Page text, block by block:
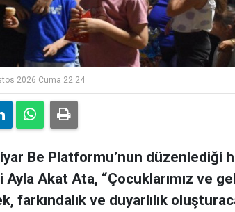
2026 Cuma 22:24
Be Platformu’nun düzenlediği
Akat Ata, “Çocuklarımız ve
farkındalık ve duyarlılık